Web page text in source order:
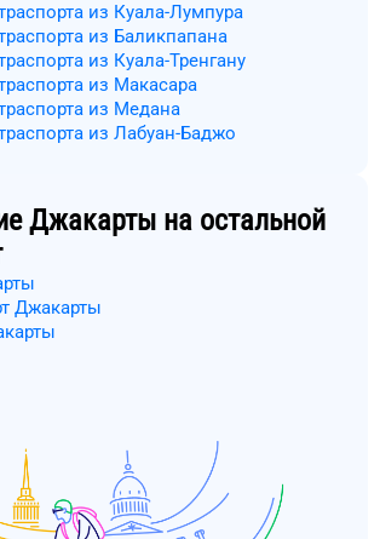
из Куала-Лумпура
из Баликпапана
из Куала-Тренгану
из Макасара
из Медана
из Лабуан-Баджо
Джакарты на остальной
Джакарты